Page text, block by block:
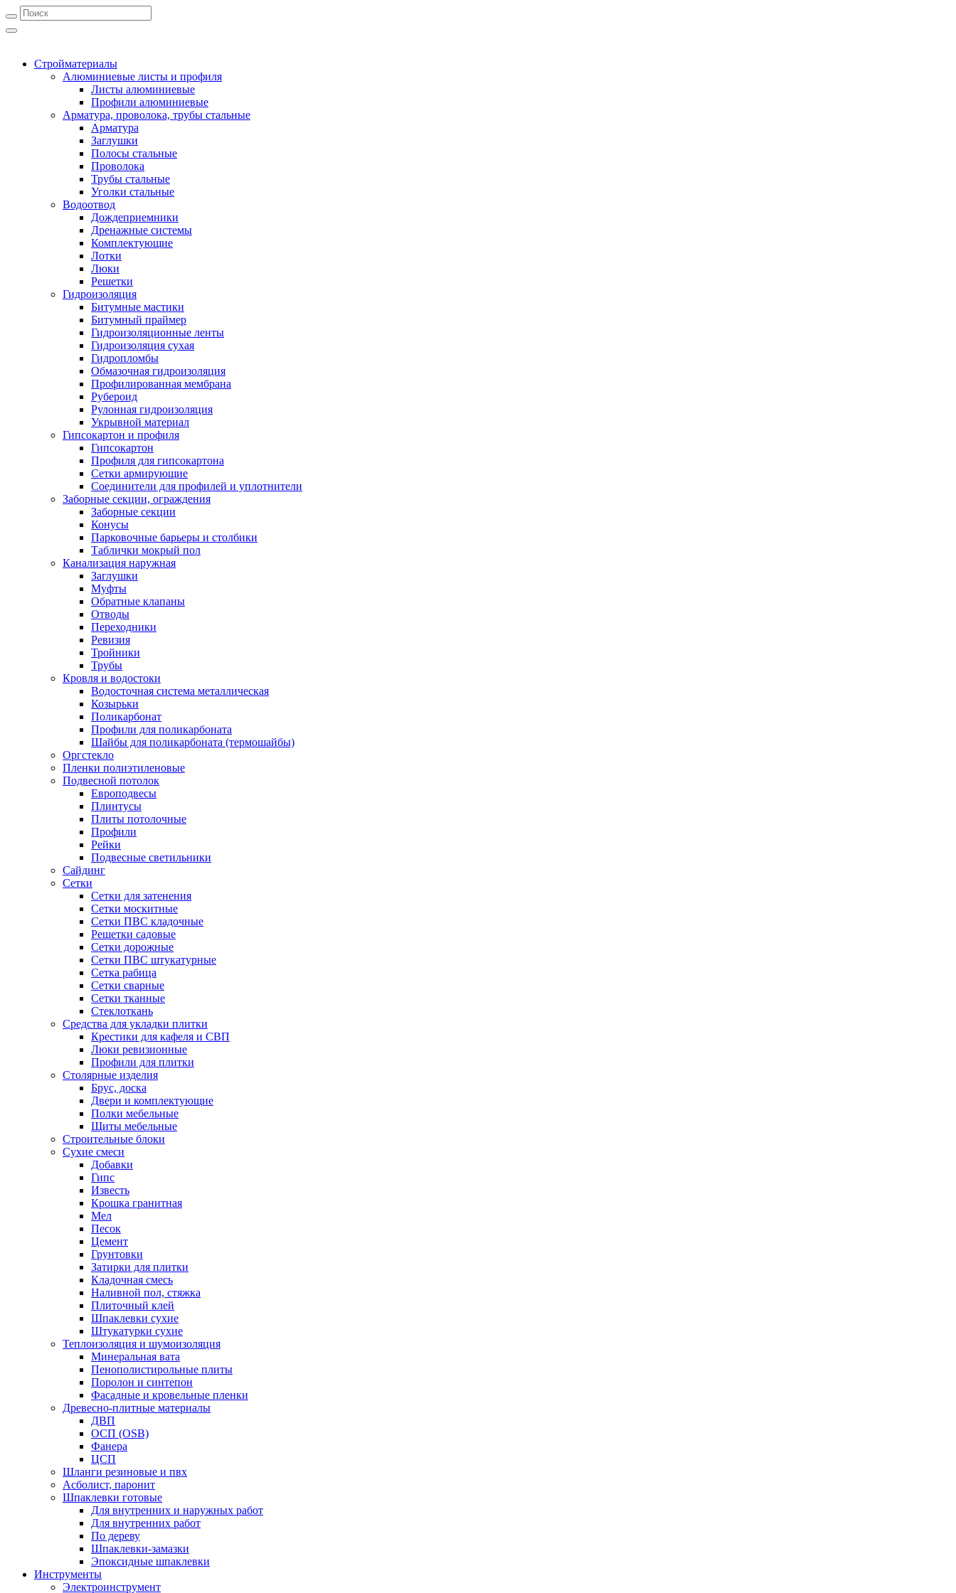
Стройматериалы
Алюминиевые листы и профиля
Листы алюминиевые
Профили алюминиевые
Арматура, проволока, трубы стальные
Арматура
Заглушки
Полосы стальные
Проволока
Трубы стальные
Уголки стальные
Водоотвод
Дождеприемники
Дренажные системы
Комплектующие
Лотки
Люки
Решетки
Гидроизоляция
Битумные мастики
Битумный праймер
Гидроизоляционные ленты
Гидроизоляция сухая
Гидропломбы
Обмазочная гидроизоляция
Профилированная мембрана
Рубероид
Рулонная гидроизоляция
Укрывной материал
Гипсокартон и профиля
Гипсокартон
Профиля для гипсокартона
Сетки армирующие
Соединители для профилей и уплотнители
Заборные секции, ограждения
Заборные секции
Конусы
Парковочные барьеры и столбики
Таблички мокрый пол
Канализация наружная
Заглушки
Муфты
Обратные клапаны
Отводы
Переходники
Ревизия
Тройники
Трубы
Кровля и водостоки
Водосточная система металлическая
Козырьки
Поликарбонат
Профили для поликарбоната
Шайбы для поликарбоната (термошайбы)
Оргстекло
Пленки полиэтиленовые
Подвесной потолок
Европодвесы
Плинтусы
Плиты потолочные
Профили
Рейки
Подвесные светильники
Сайдинг
Сетки
Сетки для затенения
Сетки москитные
Сетки ПВС кладочные
Решетки садовые
Сетки дорожные
Сетки ПВС штукатурные
Сетка рабица
Сетки сварные
Сетки тканные
Стеклоткань
Средства для укладки плитки
Крестики для кафеля и СВП
Люки ревизионные
Профили для плитки
Столярные изделия
Брус, доска
Двери и комплектующие
Полки мебельные
Щиты мебельные
Строительные блоки
Сухие смеси
Добавки
Гипс
Известь
Крошка гранитная
Мел
Песок
Цемент
Грунтовки
Затирки для плитки
Кладочная смесь
Наливной пол, стяжка
Плиточный клей
Шпаклевки сухие
Штукатурки сухие
Теплоизоляция и шумоизоляция
Минеральная вата
Пенополистирольные плиты
Поролон и синтепон
Фасадные и кровельные пленки
Древесно-плитные материалы
ДВП
ОСП (OSB)
Фанера
ЦСП
Шланги резиновые и пвх
Асболист, паронит
Шпаклевки готовые
Для внутренних и наружных работ
Для внутренних работ
По дереву
Шпаклевки-замазки
Эпоксидные шпаклевки
Инструменты
Электроинструмент